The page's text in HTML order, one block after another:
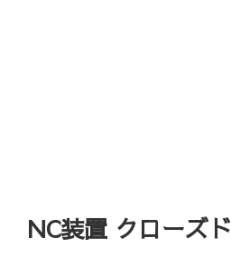
NC装置 クローズ